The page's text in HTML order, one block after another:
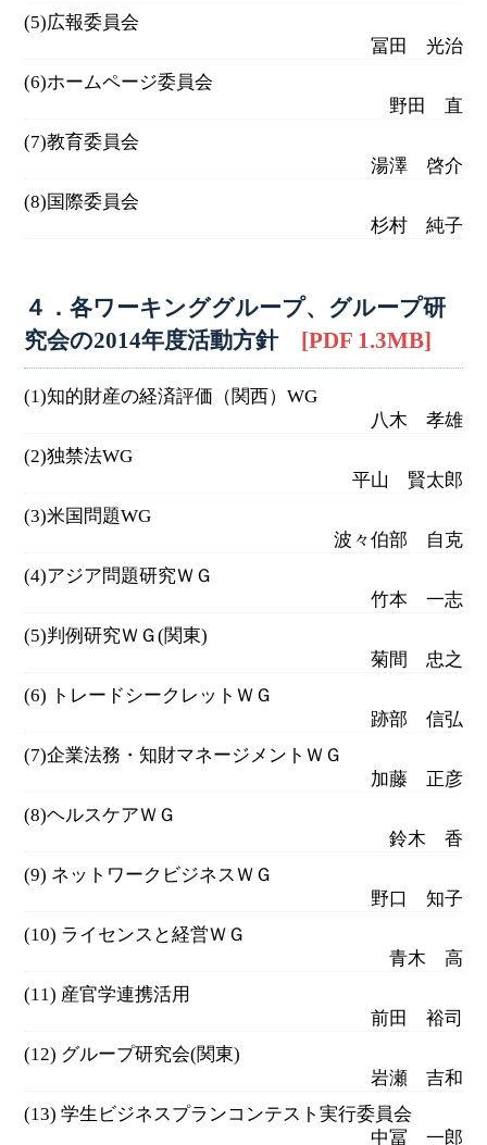
(5)広報委員会
冨田 光治
(6)ホームページ委員会
野田 直
(7)教育委員会
湯澤 啓介
(8)国際委員会
杉村 純子
４．各ワーキンググループ、グループ研
究会の2014年度活動方針[PDF 1.3MB]
(1)知的財産の経済評価（関西）WG
八木 孝雄
(2)独禁法WG
平山 賢太郎
(3)米国問題WG
波々伯部 自克
(4)アジア問題研究ＷＧ
竹本 一志
(5)判例研究ＷＧ(関東)
菊間 忠之
(6) トレードシークレットＷＧ
跡部 信弘
(7)企業法務・知財マネージメントＷＧ
加藤 正彦
(8)ヘルスケアＷＧ
鈴木 香
(9) ネットワークビジネスＷＧ
野口 知子
(10) ライセンスと経営ＷＧ
青木 高
(11) 産官学連携活用
前田 裕司
(12) グループ研究会(関東)
岩瀬 吉和
(13) 学生ビジネスプランコンテスト実行委員会
中冨 一郎